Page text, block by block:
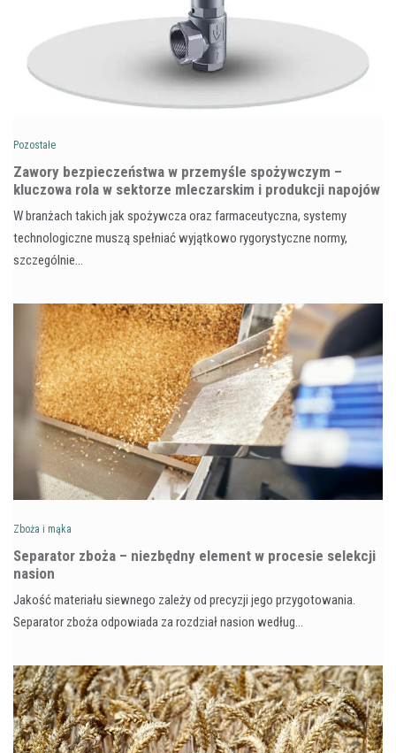
Pozostałe
Zawory bezpieczeństwa w przemyśle spożywczym –
kluczowa rola w sektorze mleczarskim i produkcji napojów
W branżach takich jak spożywcza oraz farmaceutyczna, systemy
technologiczne muszą spełniać wyjątkowo rygorystyczne normy,
szczególnie…
Zboża i mąka
Separator zboża – niezbędny element w procesie selekcji
nasion
Jakość materiału siewnego zależy od precyzji jego przygotowania.
Separator zboża odpowiada za rozdział nasion według…